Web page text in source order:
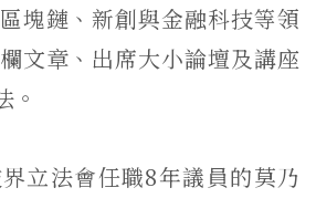
塊鏈、新創與金融科技等領
文章、出席大小論壇及講座
。
立法會任職8年議員的莫乃